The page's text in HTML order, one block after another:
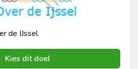
de IJssel
Kies dit doel